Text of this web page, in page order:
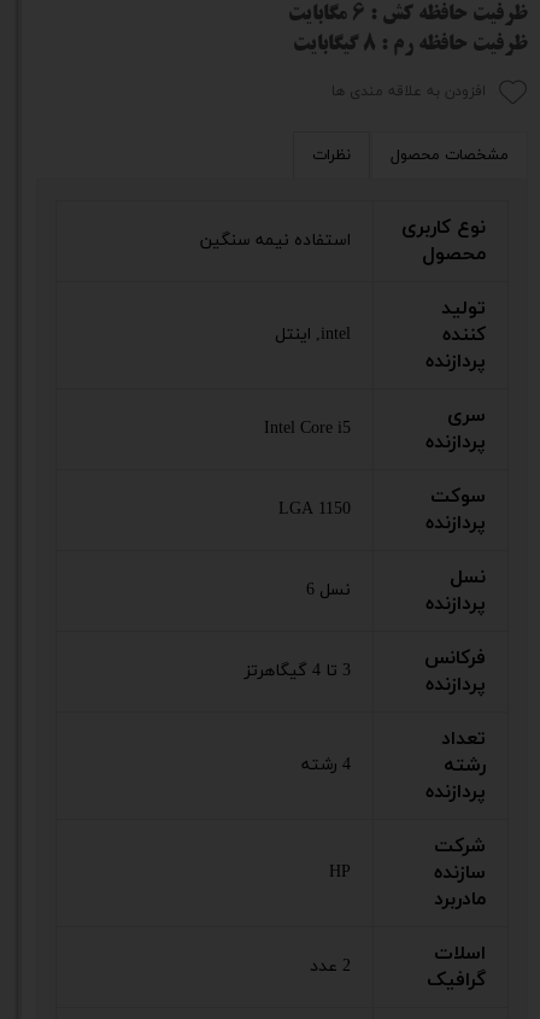
ظرفیت حافظه کش : 6 مگابایت
ظرفیت حافظه رم : 8 گیگابایت
افزودن به علاقه مندی ها
مشخصات محصول نظرات
نوع کاربری
محصول
استفاده نیمه سنگین
تولید
کننده
پردازنده
intel, اینتل
سری
پردازنده
Intel Core i5
سوکت
پردازنده
LGA 1150
نسل
پردازنده
نسل 6
فرکانس
پردازنده
3 تا 4 گیگاهرتز
تعداد
رشته
پردازنده
4 رشته
شرکت
سازنده
مادربرد
HP
اسلات
گرافیک
2 عدد